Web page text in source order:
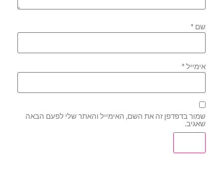
שם *
אימייל *
שמור בדפדפן זה את השם, האימייל והאתר שלי לפעם הבאה
שאגיב.